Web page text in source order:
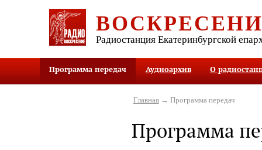
Радиостанция Екатеринбургской
Программа передач Аудиоархив О
Главная→ Программа передач
Программа